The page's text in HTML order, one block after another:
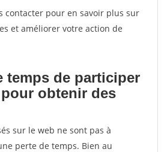
contacter pour en savoir plus sur
et améliorer votre action de
temps de participer
obtenir des
sur le web ne sont pas à
perte de temps. Bien au